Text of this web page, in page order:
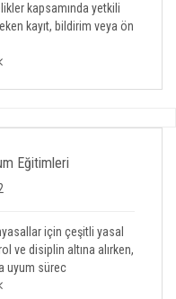
kapsamında yetkili
kayıt, bildirim veya ön
Eğitimleri
için çeşitli yasal
ve disiplin altına alırken,
uyum sürec